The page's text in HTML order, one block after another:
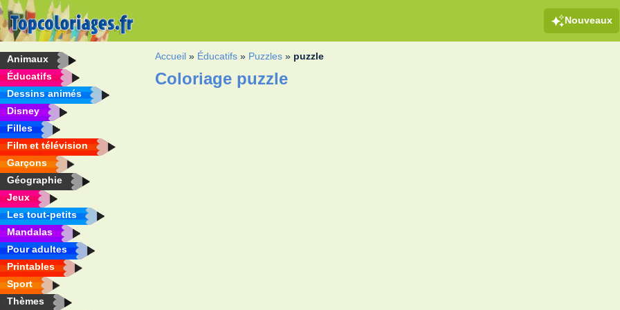
Nouveaux
Animaux
Éducatifs
Dessins animés
Disney
Filles
Film et télévision
Garçons
Géographie
Jeux
Les tout-petits
Mandalas
Pour adultes
Printables
Sport
Thèmes
Accueil » Éducatifs » Puzzles » puzzle
Coloriage puzzle